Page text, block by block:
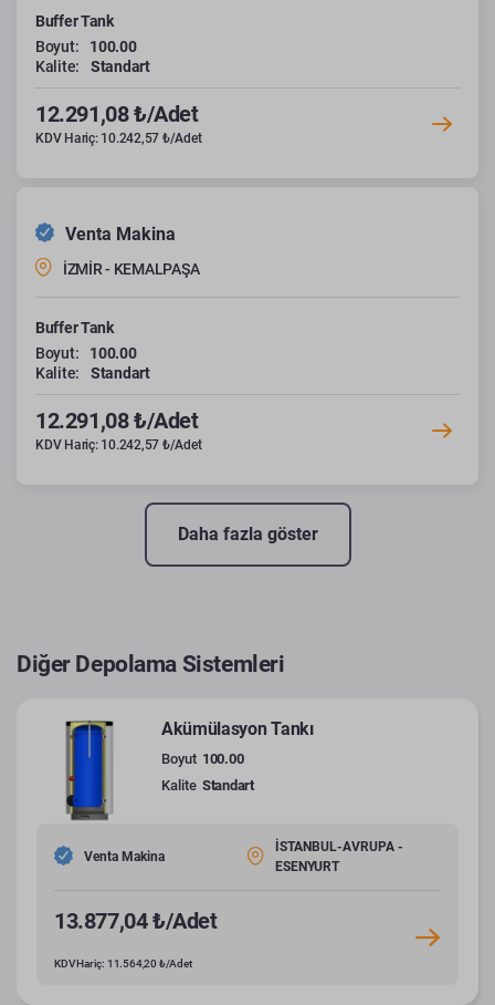
Buffer Tank
Boyut:
100.00
Kalite:
Standart
12.291,08 ₺/Adet
KDV Hariç: 10.242,57 ₺/Adet
Venta Makina
İZMİR - KEMALPAŞA
Buffer Tank
Boyut:
100.00
Kalite:
Standart
12.291,08 ₺/Adet
KDV Hariç: 10.242,57 ₺/Adet
Daha fazla göster
Diğer Depolama Sistemleri
Akümülasyon Tankı
Boyut 100.00
Kalite Standart
Venta Makina
İSTANBUL-AVRUPA -
ESENYURT
13.877,04 ₺/Adet
KDV Hariç: 11.564,20 ₺/Adet